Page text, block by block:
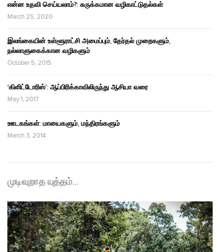
என்ன உதவி செய்யலாம்?: சுருக்கமான வழிகாட்டுதல்கள்
March 25, 2020
இலங்கையின் உள்ளூராட்சி அமைப்பும், தேர்தல் முறைகளும்,
நல்லாளுகைக்கான வழிகளும்
October 5, 2015
‘கிளிட்டோரிஸ்’: ஆப்பிரிக்காவிலிருந்து ஆசியா வரை
May 1, 2017
ஊடகங்கள்: மாயைகளும், மந்திரங்களும்
March 3, 2014
முடிவுறாத யுத்தம்…